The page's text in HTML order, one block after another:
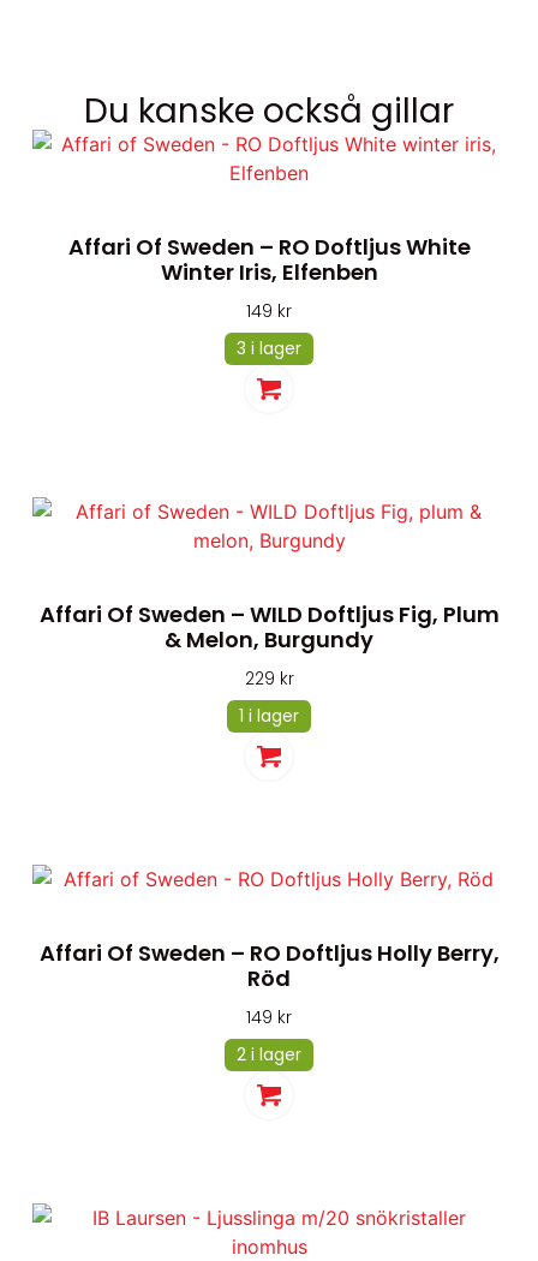
Du kanske också gillar
Affari Of Sweden – RO Doftljus White
Winter Iris, Elfenben
149 kr
3 i lager
Affari Of Sweden – WILD Doftljus Fig, Plum
& Melon, Burgundy
229 kr
1 i lager
Affari Of Sweden – RO Doftljus Holly Berry,
Röd
149 kr
2 i lager